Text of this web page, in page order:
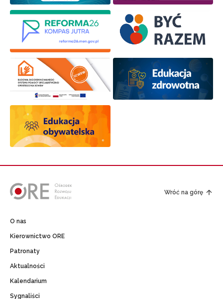
Wróć na górę
O nas
Kierownictwo ORE
Patronaty
Aktualności
Kalendarium
Sygnaliści